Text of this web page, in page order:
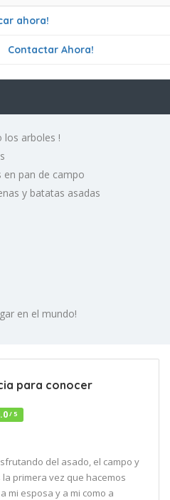
ahora!
Contactar Ahora!
los arboles !
en pan de campo
y batatas asadas
en el mundo!
para conocer
/ 5
del asado, el campo y
primera vez que hacemos
mi esposa y a mi como a